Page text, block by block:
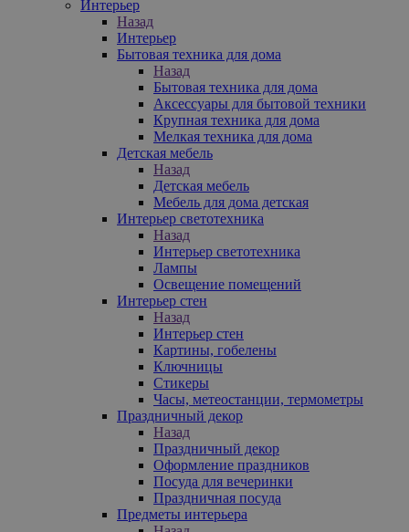
Интерьер
Назад
Интерьер
Бытовая техника для дома
Назад
Бытовая техника для дома
Аксессуары для бытовой техники
Крупная техника для дома
Мелкая техника для дома
Детская мебель
Назад
Детская мебель
Мебель для дома детская
Интерьер светотехника
Назад
Интерьер светотехника
Лампы
Освещение помещений
Интерьер стен
Назад
Интерьер стен
Картины, гобелены
Ключницы
Стикеры
Часы, метеостанции, термометры
Праздничный декор
Назад
Праздничный декор
Оформление праздников
Посуда для вечеринки
Праздничная посуда
Предметы интерьера